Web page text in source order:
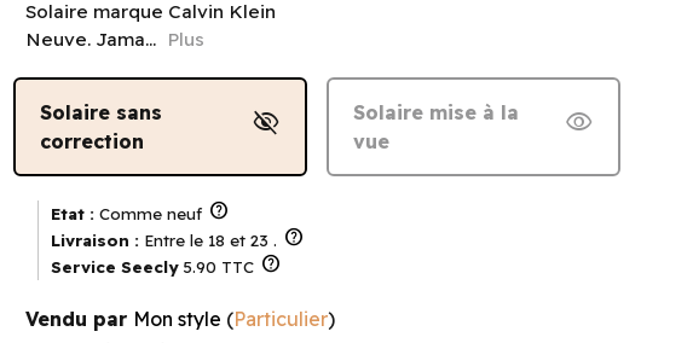
Solaire marque Calvin Klein
Neuve. Jama... Plus
Solaire sans
correction
visibility_off
Solaire mise à la
vue
visibility
Etat : Comme neuf help
Livraison : Entre le 18 et 23 . help
Service Seecly 5.90 TTC help
Vendu par Mon style (Particulier)